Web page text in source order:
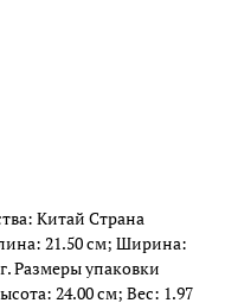
Китай Страна
21.50 см; Ширина:
Размеры упаковки
24.00 см; Вес: 1.97